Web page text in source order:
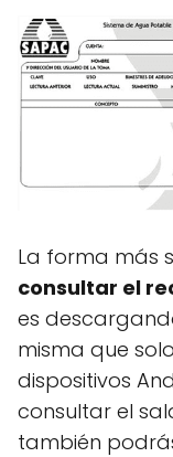
La forma más
consultar el
es
misma que
dispositivos
consultar el
también